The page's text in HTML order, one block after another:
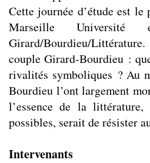
Cette journée d’étude est
Marseille
Girard/Bourdieu/
couple Girard-Bourdieu :
rivalités symboliques ? Au
Bourdieu l’ont largement
l’essence de la
possibles, serait de résister
Intervenants